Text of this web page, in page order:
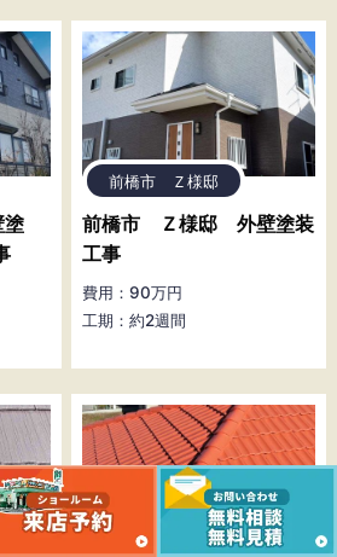
前橋市 Ｚ様邸
前橋市 Ｚ様邸 外壁塗装
工事
費用：90万円
工期：約2週間